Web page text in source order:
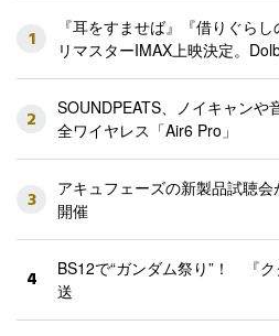
1
『耳をすませば』『借りぐら
リマスターIMAX上映決定。
2
SOUNDPEATS、ノイキャンや
全ワイヤレス「Air6 Pro」
3
アキュフェーズの新製品試聴
開催
4
BS12で“ガンダム祭り”！ 『
送